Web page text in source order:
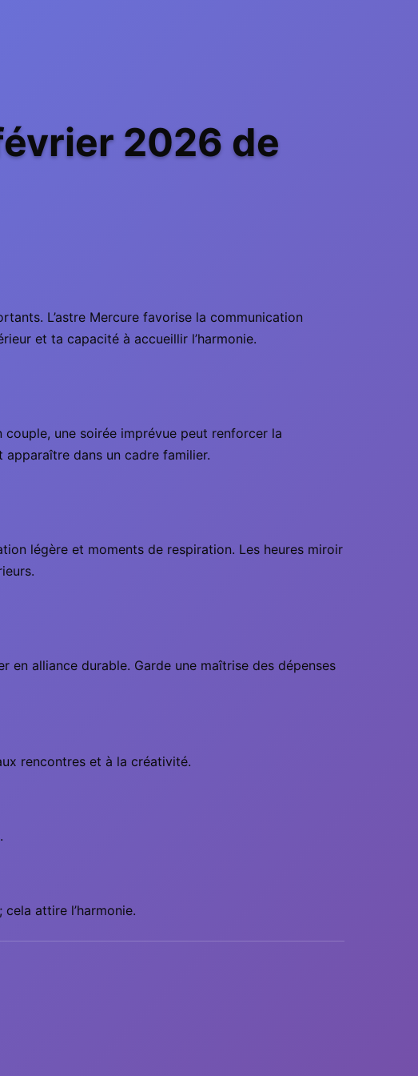
2026 de
L’astre Mercure favorise la communication
et ta capacité à accueillir l’harmonie.
une soirée imprévue peut renforcer la
dans un cadre familier.
légère et moments de respiration. Les heures miroir
alliance durable. Garde une maîtrise des dépenses
rencontres et à la créativité.
attire l’harmonie.